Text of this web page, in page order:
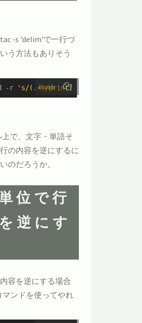
-s 'delim'で一行づ
う方法もありそう
bash
-r 's/(.+)/printf "\1 "|tac -s" "/
で、文字・単語そ
の内容を逆にするに
のだろうか。
位で行
逆にす
容を逆にする場合
マンドを使ってやれ